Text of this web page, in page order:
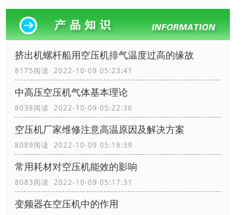
挤出机螺杆船用空压机排气温度过高的缘故
8175阅读 2022-10-09 05:23:41
中高压空压机气体基本理论
8038阅读 2022-10-09 05:22:36
空压机厂家维修注意高温原因及解决方案
8089阅读 2022-10-09 05:18:39
常用耗材对空压机能效的影响
8083阅读 2022-10-09 05:17:31
变频器在空压机中的作用